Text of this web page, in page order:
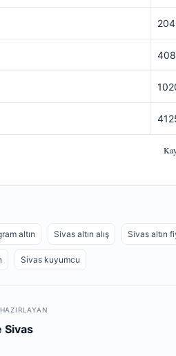
altın Sivas altın alış Sivas altın
Sivas kuyumcu
Sivas